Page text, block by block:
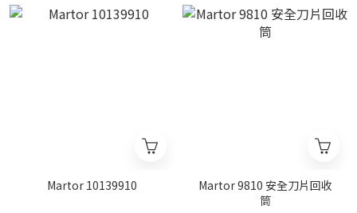
Martor 10139910
Martor 9810 安全刀片回收
筒